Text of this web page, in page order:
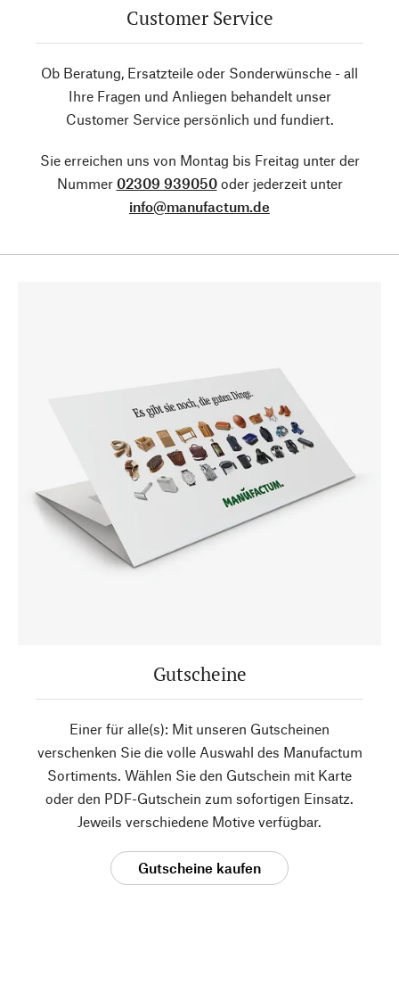
Customer Service
Ob Beratung, Ersatzteile oder Sonderwünsche - all
Ihre Fragen und Anliegen behandelt unser
Customer Service persönlich und fundiert.
Sie erreichen uns von Montag bis Freitag unter der
Nummer 02309 939050oder jederzeit unter
info@manufactum.de
Gutscheine
Einer für alle(s): Mit unseren Gutscheinen
verschenken Sie die volle Auswahl des Manufactum
Sortiments. Wählen Sie den Gutschein mit Karte
oder den PDF-Gutschein zum sofortigen Einsatz.
Jeweils verschiedene Motive verfügbar.
Gutscheine kaufen